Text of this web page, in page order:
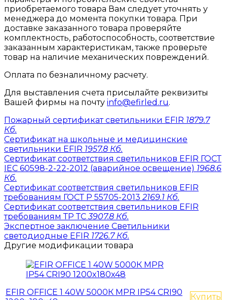
приобретаемого товара Вам следует уточнять у
менеджера до момента покупки товара. При
доставке заказанного товара проверяйте
комплектность, работоспособность, соответствие
заказанным характеристикам, также проверьте
товар на наличие механических повреждений.
Оплата по безналичному расчету.
Для выставления счета присылайте реквизиты
Вашей фирмы на почту info@efirled.ru.
Пожарный сертификат светильники EFIR 1879.7
Кб.
Сертификат на школьные и медицинские
светильники EFIR 1957.8 Кб.
Сертификат соответствия светильников EFIR ГОСТ
IEC 60598-2-22-2012 (аварийное освещение) 1968.6
Кб.
Сертификат соответствия светильников EFIR
требованиям ГОСТ Р 55705-2013 2169.1 Кб.
Сертификат соответствия светильников EFIR
требованиям ТР ТС 3907.8 Кб.
Экспертное заключение Светильники
светодиодные EFIR 1726.7 Кб.
Другие модификации товара
EFIR OFFICE 1 40W 5000К MPR IP54 CRI90
Купить